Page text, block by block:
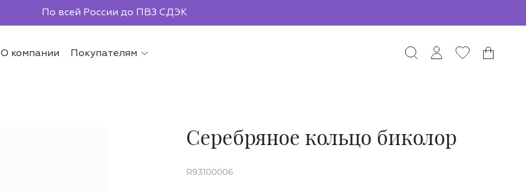
По всей России до ПВЗ СДЭК
О компании Покупателям
Серебряное кольцо биколор
R93100006